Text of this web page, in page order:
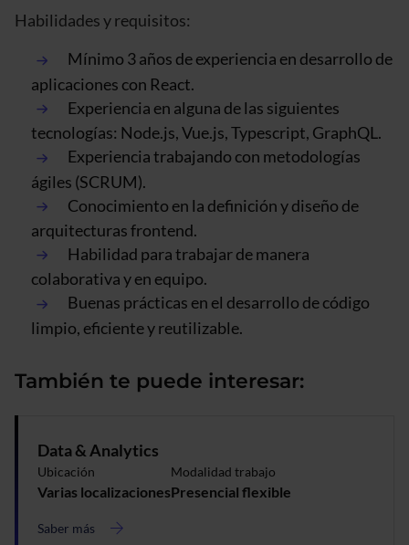
Habilidades y requisitos:
Mínimo 3 años de experiencia en desarrollo de
aplicaciones con React.
Experiencia en alguna de las siguientes
tecnologías: Node.js, Vue.js, Typescript, GraphQL.
Experiencia trabajando con metodologías
ágiles (SCRUM).
Conocimiento en la definición y diseño de
arquitecturas frontend.
Habilidad para trabajar de manera
colaborativa y en equipo.
Buenas prácticas en el desarrollo de código
limpio, eficiente y reutilizable.
También te puede interesar:
Data & Analytics
Ubicación
Varias localizaciones
Modalidad trabajo
Presencial flexible
Saber más
acerca